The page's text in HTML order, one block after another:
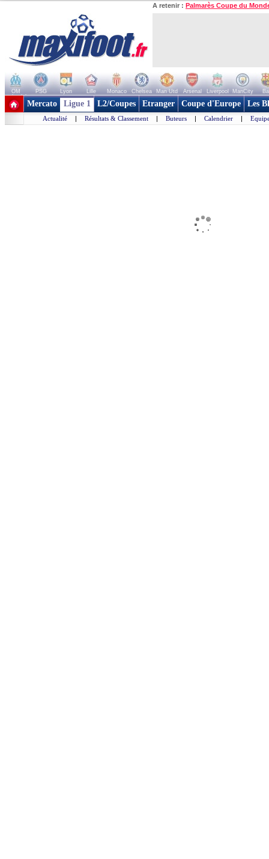
A retenir : Palmarès Coupe du
OM PSG Lyon Lille Monaco Chelsea Man Utd Arsenal Liverpool ManCity
+ de clubs
Mercato Ligue 1 L2/Coupes Etranger Coupe d'Europe Les
Actualité | Résultats & Classement | Buteurs | Calendrier |